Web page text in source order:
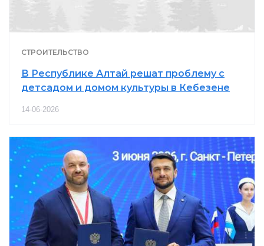
СТРОИТЕЛЬСТВО
В Республике Алтай решат проблему с
детсадом и домом культуры в Кебезене
14-06-2026